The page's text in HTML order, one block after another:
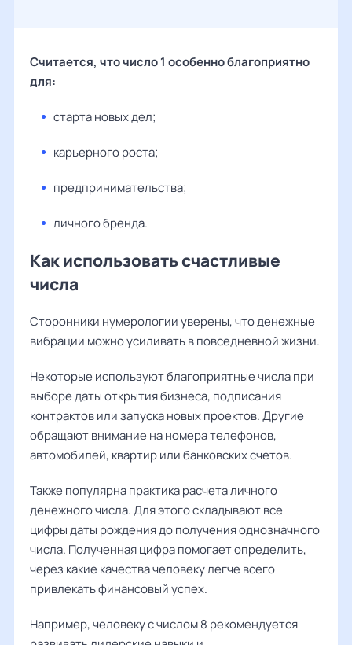
Считается, что число 1 особенно благоприятно
для:
старта новых дел;
карьерного роста;
предпринимательства;
личного бренда.
Как использовать счастливые
числа
Сторонники нумерологии уверены, что денежные
вибрации можно усиливать в повседневной жизни.
Некоторые используют благоприятные числа при
выборе даты открытия бизнеса, подписания
контрактов или запуска новых проектов. Другие
обращают внимание на номера телефонов,
автомобилей, квартир или банковских счетов.
Также популярна практика расчета личного
денежного числа. Для этого складывают все
цифры даты рождения до получения однозначного
числа. Полученная цифра помогает определить,
через какие качества человеку легче всего
привлекать финансовый успех.
Например, человеку с числом 8 рекомендуется